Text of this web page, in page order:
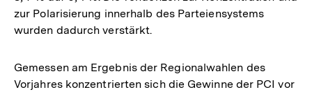
zur Polarisierung innerhalb des Parteiensystems
wurden dadurch verstärkt.
Gemessen am Ergebnis der Regionalwahlen des
Vorjahres konzentrierten sich die Gewinne der PCI vor